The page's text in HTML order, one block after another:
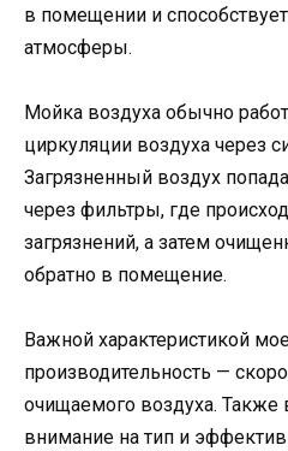
в помещении и
атмосферы.
Мойка воздуха обычно
циркуляции воздуха через
Загрязненный воздух
через фильтры, где
загрязнений, а затем
обратно в помещение.
Важной характеристикой
производительность —
очищаемого воздуха. Также
внимание на тип и